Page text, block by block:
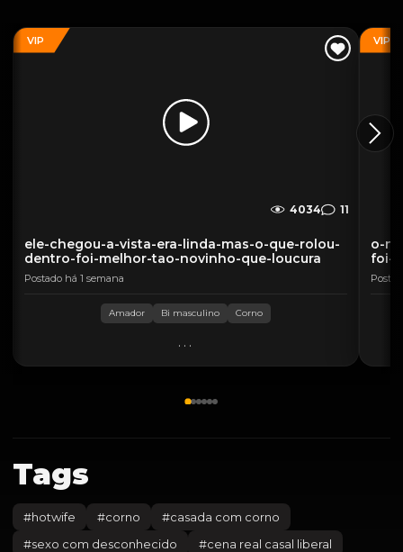
VIP
4034 11
ele-chegou-a-vista-era-linda-mas-o-que-rolou-
dentro-foi-melhor-tao-novinho-que-loucura
Postado há 1 semana
Amador Bi masculino Corno
...
VIP
o-
foi-
Tags
#hotwife #corno #casada com corno
#sexo com desconhecido #cena real casal liberal